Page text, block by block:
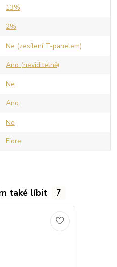
13%
2%
Ne (zesílení T-panelem)
Ano (neviditelně)
Ne
Ano
Ne
Fiore
také líbit 7